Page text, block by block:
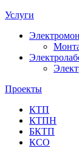
Услуги
Проекты
КТП
КТПН
БКТП
КСО